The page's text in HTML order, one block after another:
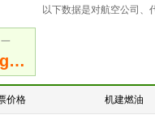
以下数据是对航空公司、
价格 机建燃油